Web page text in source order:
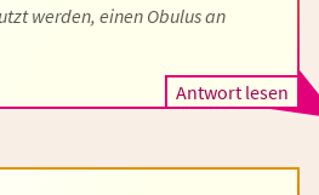
werden, einen Obulus an
Antwort lesen